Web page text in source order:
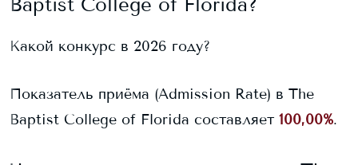
Какой конкурс в 2026 году?
Показатель приёма (Admission Rate) в The
Baptist College of Florida составляет 100,00%.